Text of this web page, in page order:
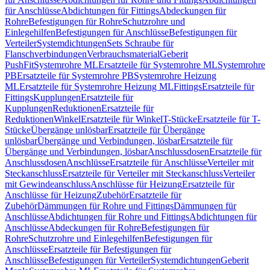
für AnschlüsseAbdichtungen für FittingsAbdeckungen für
RohreBefestigungen für RohreSchutzrohre und
EinlegehilfenBefestigungen für AnschlüsseBefestigungen für
VerteilerSystemdichtungenSets Schraube für
FlanschverbindungenVerbrauchsmaterialGeberit
PushFitSystemrohre MLErsatzteile für Systemrohre MLSystemrohre
PBErsatzteile für Systemrohre PBSystemrohre Heizung
MLErsatzteile für Systemrohre Heizung MLFittingsErsatzteile für
FittingsKupplungenErsatzteile für
KupplungenReduktionenErsatzteile für
ReduktionenWinkelErsatzteile für WinkelT-StückeErsatzteile für T-
StückeÜbergänge unlösbarErsatzteile für Übergänge
unlösbarÜbergänge und Verbindungen, lösbarErsatzteile für
Übergänge und Verbindungen, lösbarAnschlussdosenErsatzteile für
AnschlussdosenAnschlüsseErsatzteile für AnschlüsseVerteiler mit
SteckanschlussErsatzteile für Verteiler mit SteckanschlussVerteiler
mit GewindeanschlussAnschlüsse für HeizungErsatzteile für
Anschlüsse für HeizungZubehörErsatzteile für
ZubehörDämmungen für Rohre und FittingsDämmungen für
AnschlüsseAbdichtungen für Rohre und FittingsAbdichtungen für
AnschlüsseAbdeckungen für RohreBefestigungen für
RohreSchutzrohre und EinlegehilfenBefestigungen für
AnschlüsseErsatzteile für Befestigungen für
AnschlüsseBefestigungen für VerteilerSystemdichtungenGeberit